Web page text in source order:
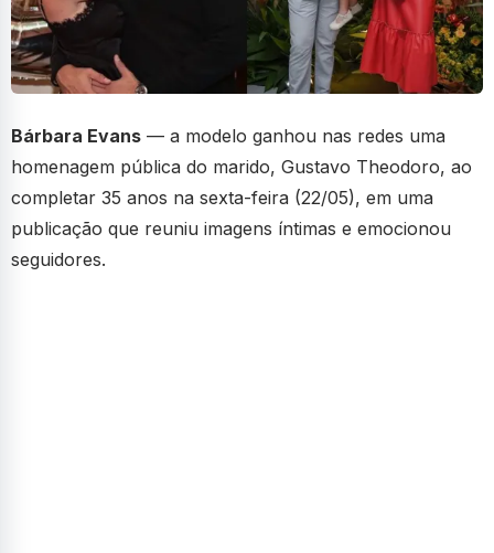
Bárbara Evans — a modelo ganhou nas redes uma
homenagem pública do marido, Gustavo Theodoro, ao
completar 35 anos na sexta-feira (22/05), em uma
publicação que reuniu imagens íntimas e emocionou
seguidores.